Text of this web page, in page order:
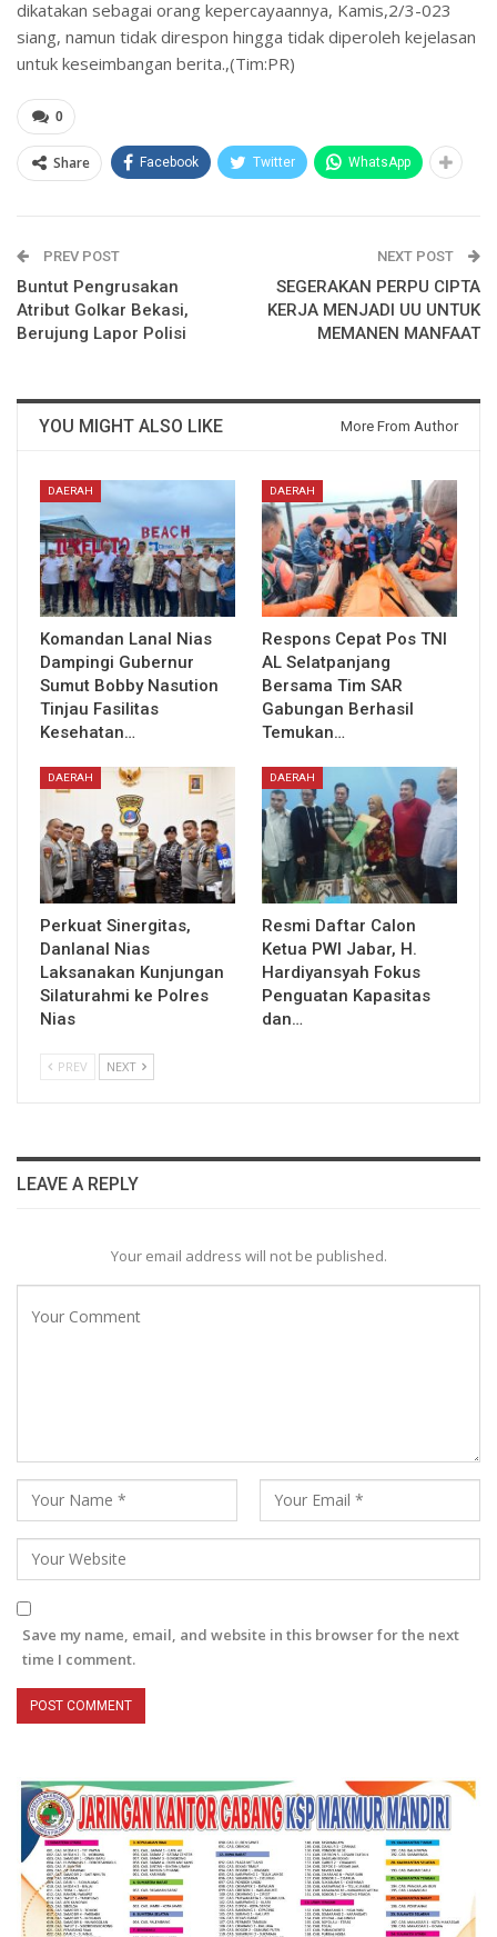
dikatakan sebagai orang kepercayaannya, Kamis,2/3-023
siang, namun tidak direspon hingga tidak diperoleh kejelasan
untuk keseimbangan berita.,(Tim:PR)
0
Share Facebook Twitter WhatsApp
PREV POST
Buntut Pengrusakan
Atribut Golkar Bekasi,
Berujung Lapor Polisi
NEXT POST
SEGERAKAN PERPU CIPTA
KERJA MENJADI UU UNTUK
MEMANEN MANFAAT
YOU MIGHT ALSO LIKE More From Author
DAERAH
Komandan Lanal Nias
Dampingi Gubernur
Sumut Bobby Nasution
Tinjau Fasilitas
Kesehatan…
DAERAH
Respons Cepat Pos TNI
AL Selatpanjang
Bersama Tim SAR
Gabungan Berhasil
Temukan…
DAERAH
Perkuat Sinergitas,
Danlanal Nias
Laksanakan Kunjungan
Silaturahmi ke Polres
Nias
DAERAH
Resmi Daftar Calon
Ketua PWI Jabar, H.
Hardiyansyah Fokus
Penguatan Kapasitas
dan…
PREV NEXT
LEAVE A REPLY
Your email address will not be published.
Save my name, email, and website in this browser for the next
time I comment.